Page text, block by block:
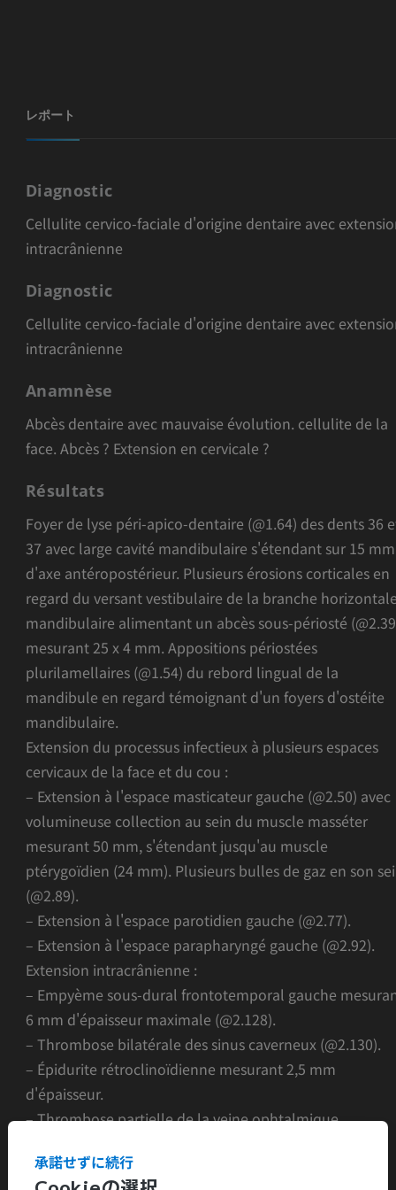
レポート
Diagnostic
Cellulite cervico-faciale d'origine dentaire avec
intracrânienne
Diagnostic
Cellulite cervico-faciale d'origine dentaire avec
intracrânienne
Anamnèse
Abcès dentaire avec mauvaise évolution. cellulite de la
face. Abcès ? Extension en cervicale ?
Résultats
Foyer de lyse péri-apico-dentaire (@1.64) des dents 36
37 avec large cavité mandibulaire s'étendant sur 15 mm
d'axe antéropostérieur. Plusieurs érosions corticales en
regard du versant vestibulaire de la branche
mandibulaire alimentant un abcès sous-périosté
mesurant 25 x 4 mm. Appositions périostées
plurilamellaires (@1.54) du rebord lingual de la
mandibule en regard témoignant d'un foyers d'ostéite
mandibulaire.
Extension du processus infectieux à plusieurs espaces
cervicaux de la face et du cou :
– Extension à l'espace masticateur gauche (@2.50) avec
volumineuse collection au sein du muscle masséter
mesurant 50 mm, s'étendant jusqu'au muscle
ptérygoïdien (24 mm). Plusieurs bulles de gaz en son
(@2.89).
– Extension à l'espace parotidien gauche (@2.77).
– Extension à l'espace parapharyngé gauche (@2.92).
Extension intracrânienne :
– Empyème sous-dural frontotemporal gauche
6 mm d'épaisseur maximale (@2.128).
– Thrombose bilatérale des sinus caverneux (@2.130).
– Épidurite rétroclinoïdienne mesurant 2,5 mm
d'épaisseur.
– Thrombose partielle de la veine ophtalmique
– Thrombose du sinus latéral et sigmoïde gauche
承諾せずに続行